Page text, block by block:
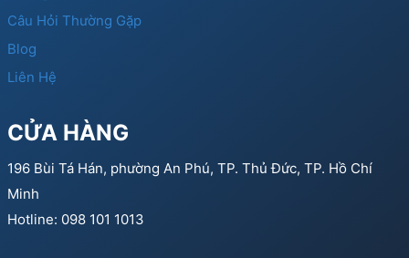
Câu Hỏi Thường Gặp
Blog
Liên Hệ
CỬA HÀNG
196 Bùi Tá Hán, phường An Phú, TP. Thủ Đức, TP. Hồ Chí
Minh
Hotline: 098 101 1013